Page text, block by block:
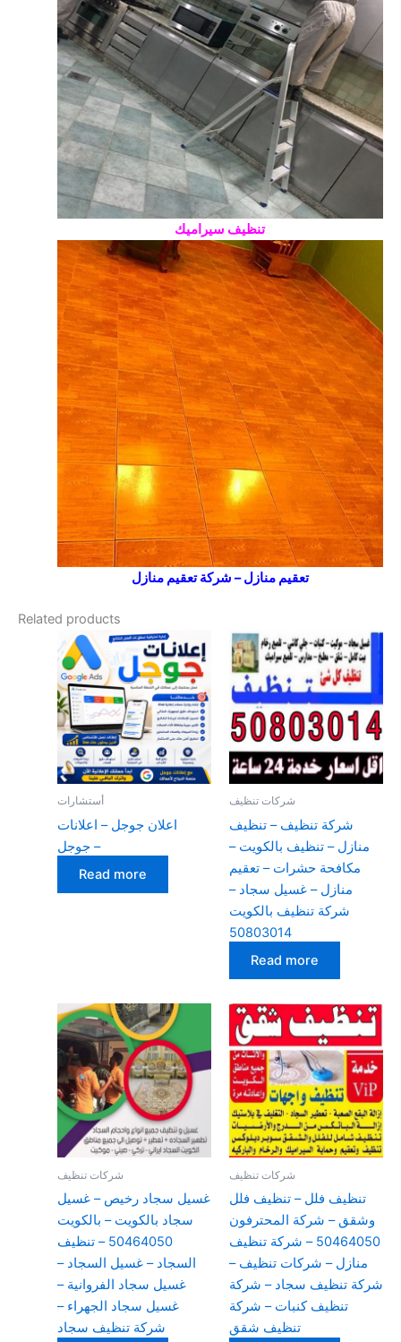
تنظيف سيراميك
تعقيم منازل – شركة تعقيم منازل
Related products
أستشارات
اعلان جوجل – اعلانات
جوجل –
Read more
شركات تنظيف
شركة تنظيف – تنظيف
منازل – تنظيف بالكويت –
مكافحة حشرات – تعقيم
منازل – غسيل سجاد –
شركة تنظيف بالكويت
50803014
Read more
شركات تنظيف
غسيل سجاد رخيص – غسيل
سجاد بالكويت – بالكويت
50464050 – تنظيف
السجاد – غسيل السجاد –
غسيل سجاد الفروانية –
غسيل سجاد الجهراء –
شركة تنظيف سجاد
شركات تنظيف
تنظيف فلل – تنظيف فلل
وشقق – شركة المحترفون
50464050 – شركة تنظيف
منازل – شركات تنظيف –
شركة تنظيف سجاد – شركة
تنظيف كنبات – شركة
تنظيف شقق